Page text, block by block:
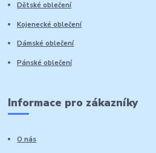
Dětské oblečení
Kojenecké oblečení
Dámské oblečení
Pánské oblečení
Informace pro zákazníky
O nás